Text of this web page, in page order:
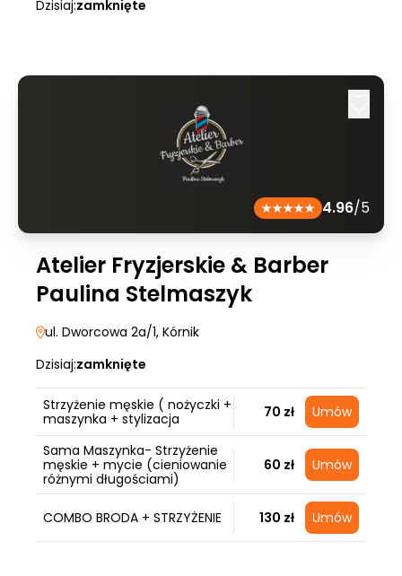
Dzisiaj:zamknięte
4.96/5
Atelier Fryzjerskie & Barber
Paulina Stelmaszyk
ul. Dworcowa 2a/1, Kórnik
Dzisiaj:zamknięte
Strzyżenie męskie ( nożyczki +
maszynka + stylizacja
70 zł Umów
Sama Maszynka- Strzyżenie
męskie + mycie (cieniowanie
różnymi długościami)
60 zł Umów
COMBO BRODA + STRZYŻENIE 130 zł Umów